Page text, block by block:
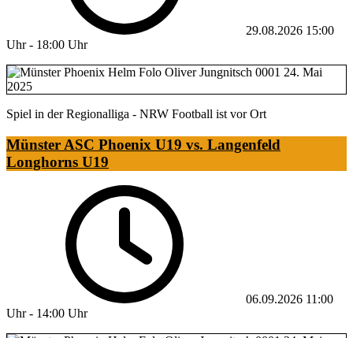
29.08.2026 15:00
Uhr - 18:00 Uhr
Spiel in der Regionalliga - NRW Football ist vor Ort
Münster ASC Phoenix U19 vs. Langenfeld
Longhorns U19
06.09.2026 11:00
Uhr - 14:00 Uhr